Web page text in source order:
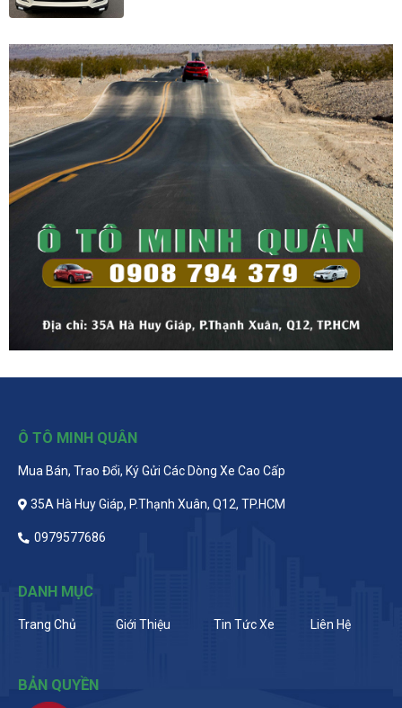
Ô TÔ MINH QUÂN
Mua Bán, Trao Đổi, Ký Gửi Các Dòng Xe Cao Cấp
35A Hà Huy Giáp, P.Thạnh Xuân, Q12, TP.HCM
0979577686
DANH MỤC
Trang Chủ Giới Thiệu Tin Tức Xe Liên Hệ
BẢN QUYỀN